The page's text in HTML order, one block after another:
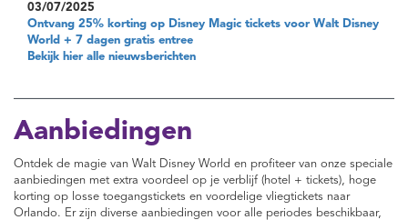
03/07/2025
Ontvang 25% korting op Disney Magic tickets voor Walt Disney
World + 7 dagen gratis entree
Bekijk hier alle nieuwsberichten
Aanbiedingen
Ontdek de magie van Walt Disney World en profiteer van onze speciale
aanbiedingen met extra voordeel op je verblijf (hotel + tickets), hoge
korting op losse toegangstickets en voordelige vliegtickets naar
Orlando. Er zijn diverse aanbiedingen voor alle periodes beschikbaar,